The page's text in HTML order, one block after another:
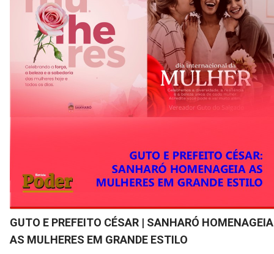
GUTO E PREFEITO CÉSAR | SANHARÓ HOMENAGEIA
AS MULHERES EM GRANDE ESTILO